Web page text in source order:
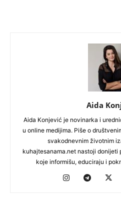
Aida
Aida Konjević je novinarka i
u online medijima. Piše o
svakodnevnim životnim
kuhajtesanama.net nastoji
koje informišu, educiraju i